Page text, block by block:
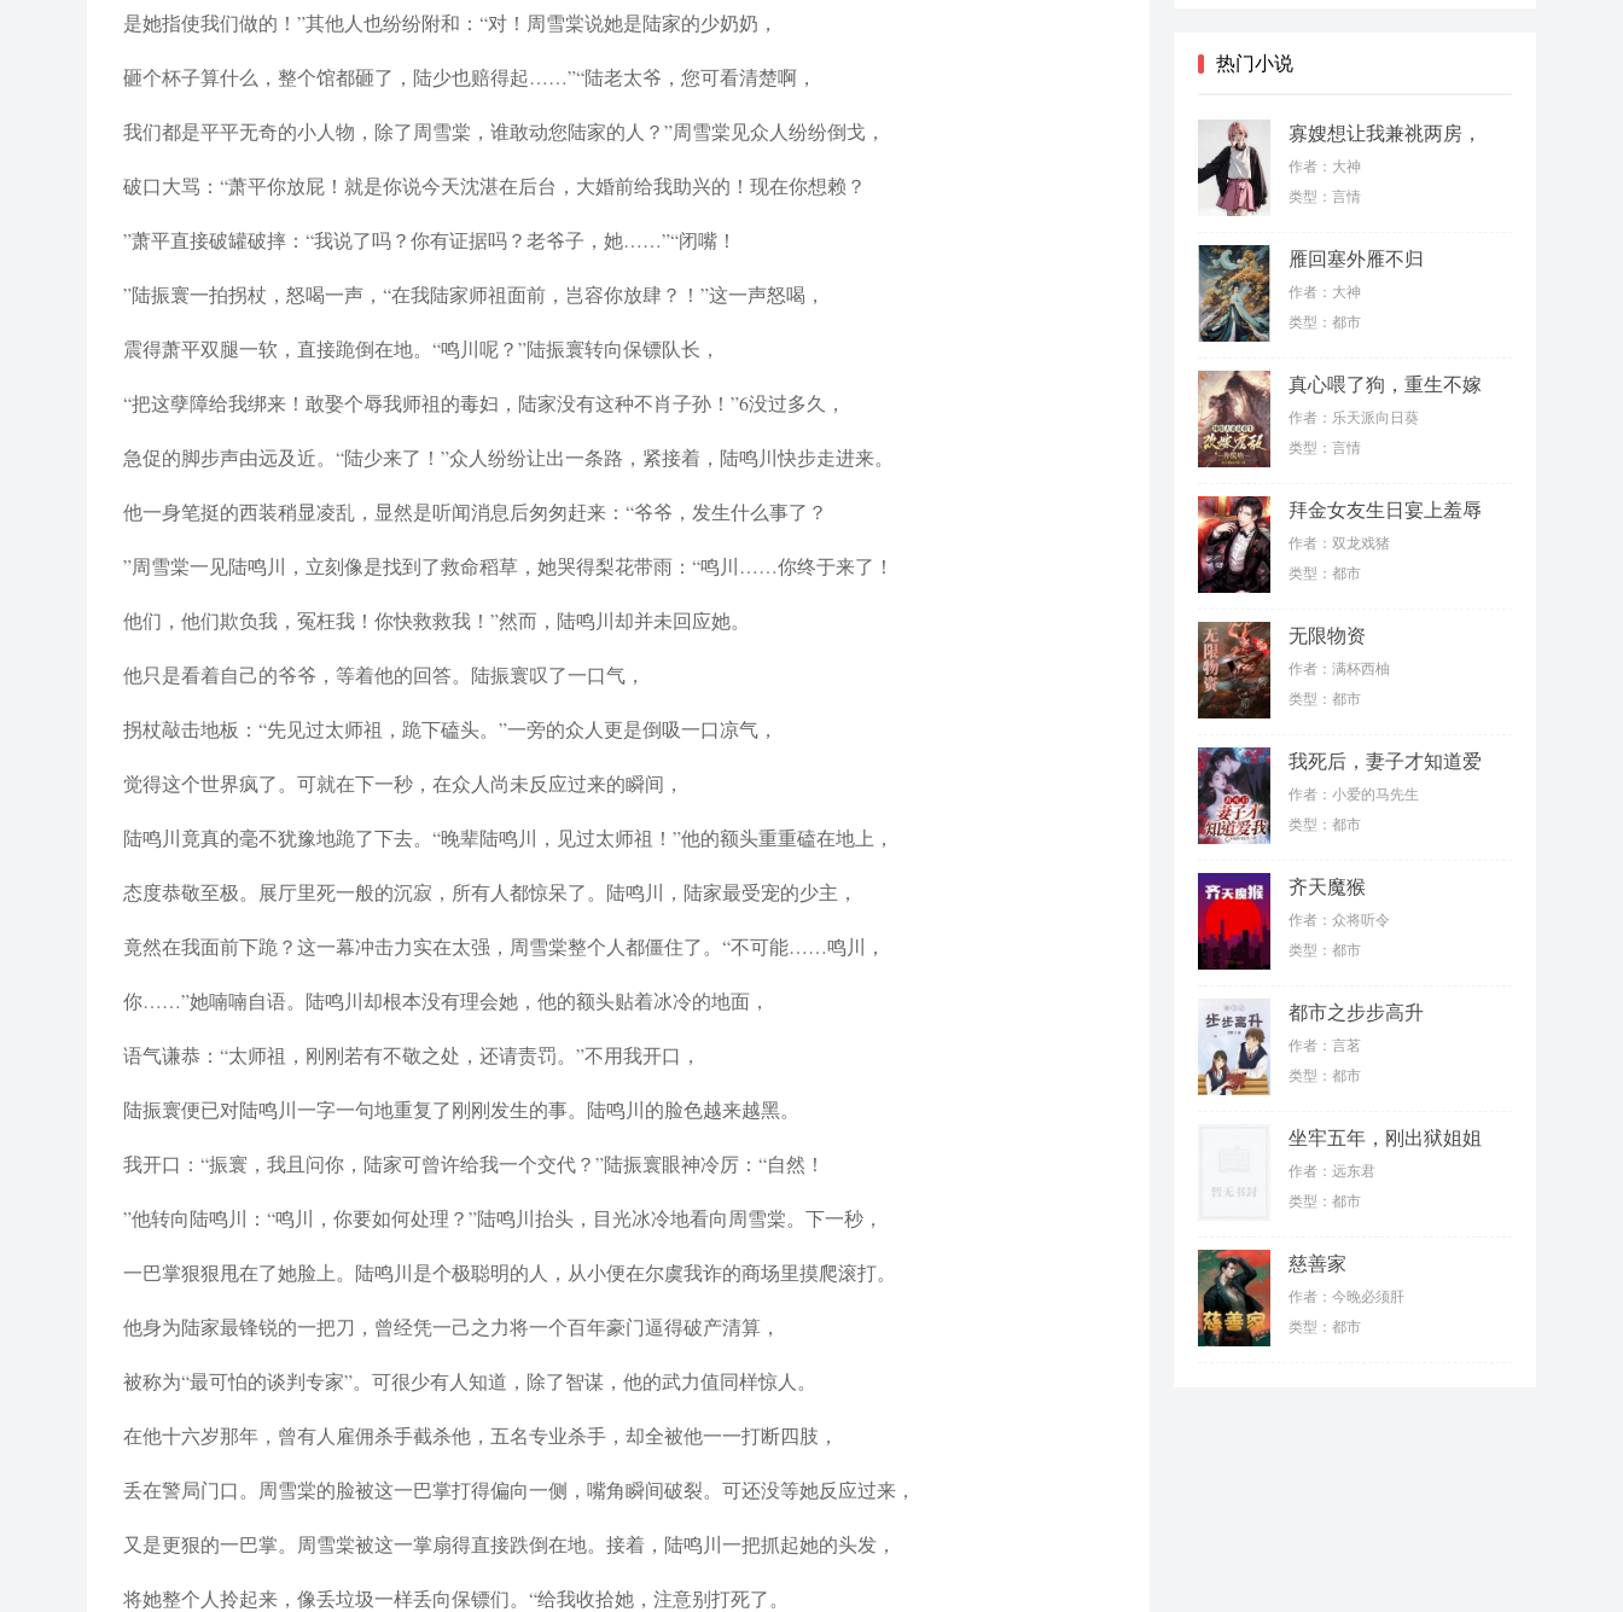
是她指使我们做的！”其他人也纷纷附和：“对！周雪棠说她是陆家的少奶奶，
砸个杯子算什么，整个馆都砸了，陆少也赔得起……”“陆老太爷，您可看清楚啊，
我们都是平平无奇的小人物，除了周雪棠，谁敢动您陆家的人？”周雪棠见众人纷纷倒戈，
破口大骂：“萧平你放屁！就是你说今天沈湛在后台，大婚前给我助兴的！现在你想赖？
”萧平直接破罐破摔：“我说了吗？你有证据吗？老爷子，她……”“闭嘴！
”陆振寰一拍拐杖，怒喝一声，“在我陆家师祖面前，岂容你放肆？！”这一声怒喝，
震得萧平双腿一软，直接跪倒在地。“鸣川呢？”陆振寰转向保镖队长，
“把这孽障给我绑来！敢娶个辱我师祖的毒妇，陆家没有这种不肖子孙！”6没过多久，
急促的脚步声由远及近。“陆少来了！”众人纷纷让出一条路，紧接着，陆鸣川快步走进来。
他一身笔挺的西装稍显凌乱，显然是听闻消息后匆匆赶来：“爷爷，发生什么事了？
”周雪棠一见陆鸣川，立刻像是找到了救命稻草，她哭得梨花带雨：“鸣川……你终于来了！
他们，他们欺负我，冤枉我！你快救救我！”然而，陆鸣川却并未回应她。
他只是看着自己的爷爷，等着他的回答。陆振寰叹了一口气，
拐杖敲击地板：“先见过太师祖，跪下磕头。”一旁的众人更是倒吸一口凉气，
觉得这个世界疯了。可就在下一秒，在众人尚未反应过来的瞬间，
陆鸣川竟真的毫不犹豫地跪了下去。“晚辈陆鸣川，见过太师祖！”他的额头重重磕在地上，
态度恭敬至极。展厅里死一般的沉寂，所有人都惊呆了。陆鸣川，陆家最受宠的少主，
竟然在我面前下跪？这一幕冲击力实在太强，周雪棠整个人都僵住了。“不可能……鸣川，
你……”她喃喃自语。陆鸣川却根本没有理会她，他的额头贴着冰冷的地面，
语气谦恭：“太师祖，刚刚若有不敬之处，还请责罚。”不用我开口，
陆振寰便已对陆鸣川一字一句地重复了刚刚发生的事。陆鸣川的脸色越来越黑。
我开口：“振寰，我且问你，陆家可曾许给我一个交代？”陆振寰眼神冷厉：“自然！
”他转向陆鸣川：“鸣川，你要如何处理？”陆鸣川抬头，目光冰冷地看向周雪棠。下一秒，
一巴掌狠狠甩在了她脸上。陆鸣川是个极聪明的人，从小便在尔虞我诈的商场里摸爬滚打。
他身为陆家最锋锐的一把刀，曾经凭一己之力将一个百年豪门逼得破产清算，
被称为“最可怕的谈判专家”。可很少有人知道，除了智谋，他的武力值同样惊人。
在他十六岁那年，曾有人雇佣杀手截杀他，五名专业杀手，却全被他一一打断四肢，
丢在警局门口。周雪棠的脸被这一巴掌打得偏向一侧，嘴角瞬间破裂。可还没等她反应过来，
又是更狠的一巴掌。周雪棠被这一掌扇得直接跌倒在地。接着，陆鸣川一把抓起她的头发，
将她整个人拎起来，像丢垃圾一样丢向保镖们。“给我收拾她，注意别打死了。
热门小说
寡嫂想让我兼祧两房，
殊不知我是女儿身
作者：大神
类型：言情
雁回塞外雁不归
作者：大神
类型：都市
真心喂了狗，重生不嫁
薄情郎
作者：乐天派向日葵
类型：言情
拜金女友生日宴上羞辱
我，结果我反手继承了
亿万家产
作者：双龙戏猪
类型：都市
无限物资
作者：满杯西柚
类型：都市
我死后，妻子才知道爱
我
作者：小爱的马先生
类型：都市
齐天魔猴
作者：众将听令
类型：都市
都市之步步高升
作者：言茗
类型：都市
坐牢五年，刚出狱姐姐
们就抛弃我
作者：远东君
类型：都市
慈善家
作者：今晚必须肝
类型：都市